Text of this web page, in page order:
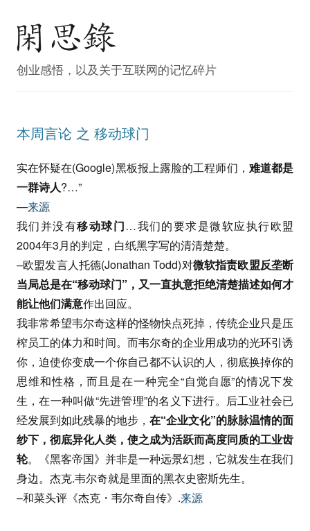
创业感悟，以及关于互联网的记忆碎片
本周言论 之 移动球门
实在怀疑在(Google)黑板报上露脸的工程师们， 难道都是
一群诗人?…”
—来源
我们并没有移动球门…我们的要求是微软应执行欧盟
2004年3月的判定，白纸黑字写的清清楚楚。
–欧盟发言人托德(Jonathan Todd)对微软指责欧盟反垄断
当局总是在“移动球门”，又一直执意拒绝清楚描述如何才
能让他们满意作出回应。
我非常希望韦尔奇这样的怪物快点死掉，传统企业只是压
榨员工的体力和时间。而韦尔奇的企业用成功的光环引诱
你，迫使你变成一个你自己都不认识的人，彻底换掉你的
思维和性格，而且是在一种完全“自觉自愿”的情况下发
生，在一种叫做“先进管理”的名义下进行。后工业社会已
经发展到如此残暴的地步， 在“企业文化”的脉脉温情的面
纱下，彻底异化人类，使之成为活跃而高度同质的工业齿
轮。《黑客帝国》并非是一种远景幻想，它就发生在我们
身边。杰克.韦尔奇就是里面的黑衣史密斯先生。
–和菜头评《杰克・韦尔奇自传》.来源